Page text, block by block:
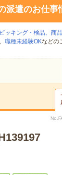
派遣のお仕事
ッキング・検品、商品
職種未経験OKなどの